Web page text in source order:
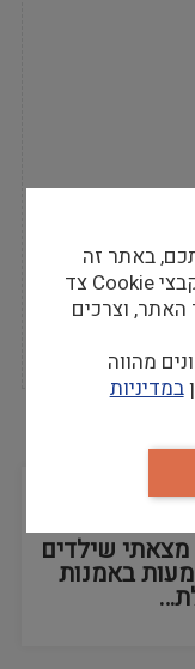
משמעות/ נטע
מצאתי שילדים
באמנות
באתר זה
נעשה שימוש בקבצי Cookie וכן בקבצי Cookie צד
האתר, וצרכים
מהווה
במדיניות